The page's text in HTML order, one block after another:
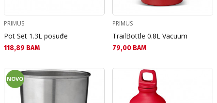
PRIMUS
Pot Set 1.3L posuđe
Текуща цена:
118,89 BAM
PRIMUS
TrailBottle 0.8L Vacuum
Текуща цена:
79,00 BAM
NOVO